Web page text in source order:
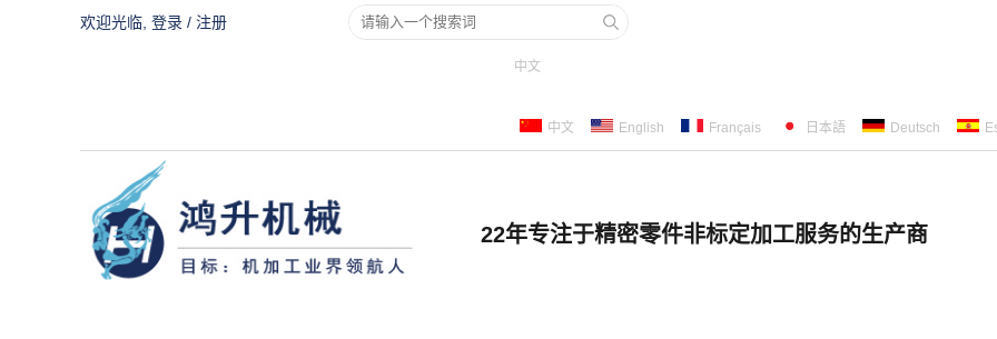
欢迎光临, 登录 / 注册
中文
中文 English Français 日本語 Deutsch
22年专注于精密零件非标定加工服务的生产商